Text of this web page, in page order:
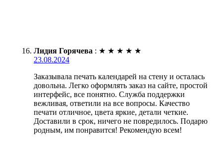
Лидия Горячева : ★ ★ ★ ★ ★
23.08.2024
Заказывала печать календарей на стену и осталась
довольна. Легко оформлять заказ на сайте, простой
интерфейс, все понятно. Служба поддержки
вежливая, ответили на все вопросы. Качество
печати отличное, цвета яркие, детали четкие.
Доставили в срок, ничего не повредилось. Подарю
родным, им понравится! Рекомендую всем!